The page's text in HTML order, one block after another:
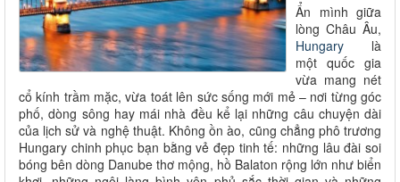
Ẩn mình giữa
lòng Châu Âu,
Hungary là
một quốc gia
vừa mang nét
cổ kính trầm mặc, vừa toát lên sức sống mới mẻ – nơi từng góc
phố, dòng sông hay mái nhà đều kể lại những câu chuyện dài
của lịch sử và nghệ thuật. Không ồn ào, cũng chẳng phô trương
Hungary chinh phục bạn bằng vẻ đẹp tinh tế: những lâu đài soi
bóng bên dòng Danube thơ mộng, hồ Balaton rộng lớn như biển